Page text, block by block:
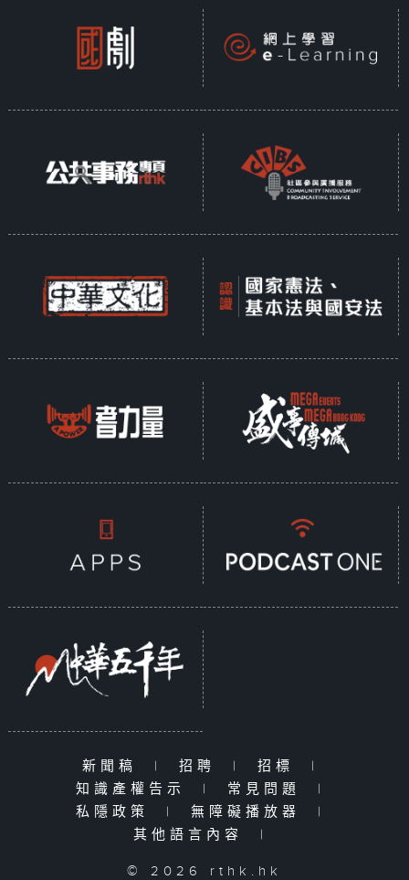
新聞稿 | 招聘 | 招標
|
知識產權告示
| 常見問題
|
私隱政策
| 無障礙播放器
|
其他語言內容
|
© 2026 rthk.hk